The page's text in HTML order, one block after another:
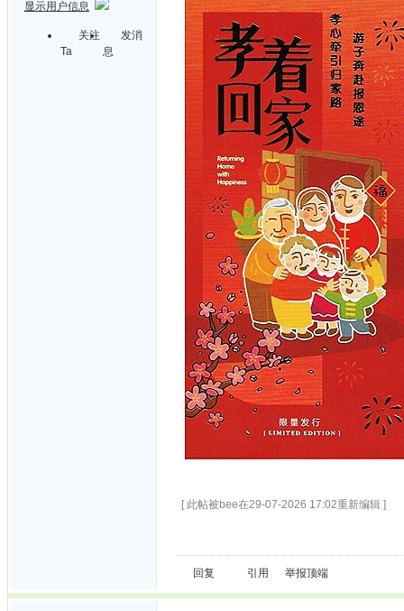
显示用户信息
关注
Ta
发消
息
[ 此帖被bee在29-07-2026 17:02重新编辑 ]
回复 引用 举报顶端